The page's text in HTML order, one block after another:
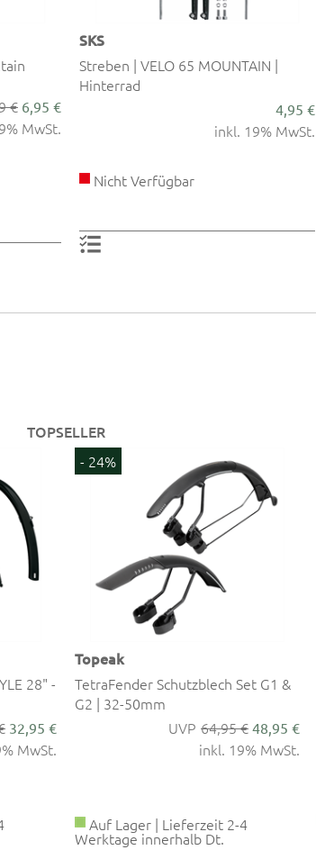
€ 6,95 €
MwSt.
SKS
Streben | VELO 65 MOUNTAIN |
Hinterrad
4,95 €
inkl. 19% MwSt.
Nicht Verfügbar
TOPSELLER
28" -
32,95 €
MwSt.
- 24%
Topeak
TetraFender Schutzblech Set G1 &
G2 | 32-50mm
64,95 € 48,95 €
inkl. 19% MwSt.
Auf Lager | Lieferzeit 2-4
Werktage innerhalb Dt.